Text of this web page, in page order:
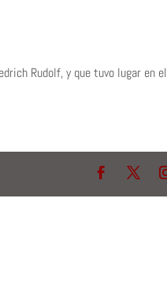
Rudolf, y que tuvo lugar en el